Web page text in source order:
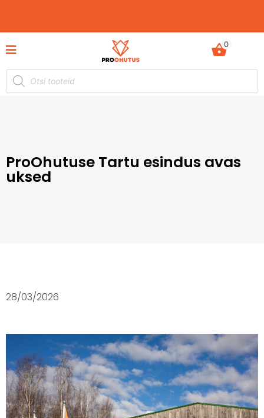
Ohutusjuhendid hetkel -50% soodustusega!
0
ProOhutuse Tartu esindus avas
uksed
28/03/2026